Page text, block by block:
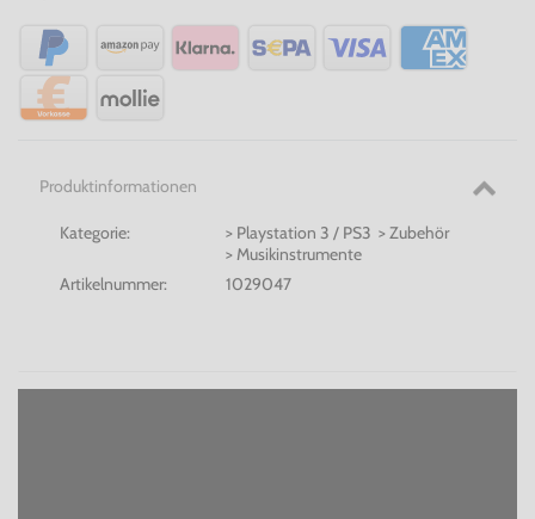
Produktinformationen
Kategorie:
> Playstation 3 / PS3 > Zubehör
> Musikinstrumente
Artikelnummer:
1029047